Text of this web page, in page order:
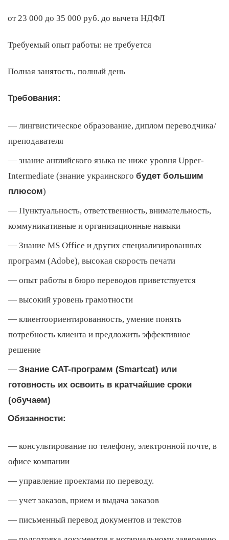
от 23 000 до 35 000 руб. до вычета НДФЛ
Требуемый опыт работы: не требуется
Полная занятость, полный день
Требования:
лингвистическое образование, диплом переводчика/
преподавателя
знание английского языка не ниже уровня Upper-
Intermediate (знание украинского будет большим
плюсом)
Пунктуальность, ответственность, внимательность,
коммуникативные и организационные навыки
Знание MS Office и других специализированных
программ (Adobe), высокая скорость печати
опыт работы в бюро переводов приветствуется
высокий уровень грамотности
клиентоориентированность, умение понять
потребность клиента и предложить эффективное
решение
Знание CAT-программ (Smartcat) или
готовность их освоить в кратчайшие сроки
(обучаем)
Обязанности:
консультирование по телефону, электронной почте, в
офисе компании
управление проектами по переводу.
учет заказов, прием и выдача заказов
письменный перевод документов и текстов